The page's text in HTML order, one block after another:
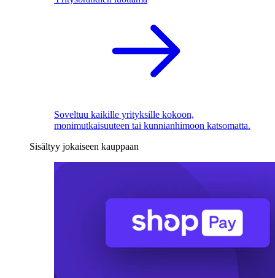
Soveltuu kaikille yrityksille kokoon,
monimutkaisuuteen tai kunnianhimoon katsomatta.
Sisältyy jokaiseen kauppaan